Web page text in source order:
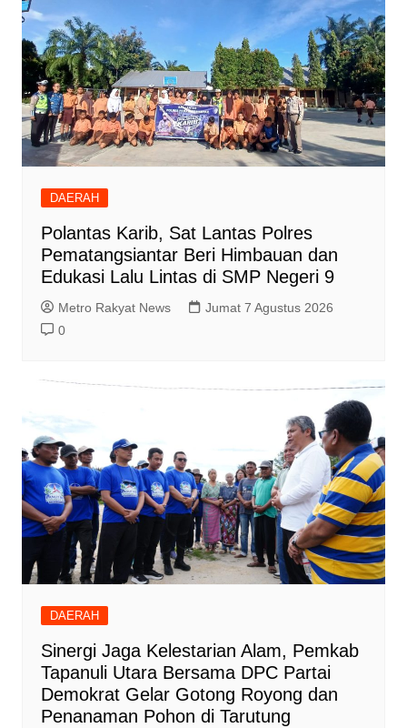
DAERAH
Polantas Karib, Sat Lantas Polres
Pematangsiantar Beri Himbauan dan
Edukasi Lalu Lintas di SMP Negeri 9
Metro Rakyat News
Jumat 7 Agustus 2026
0
DAERAH
‎Sinergi Jaga Kelestarian Alam, Pemkab
Tapanuli Utara Bersama DPC Partai
Demokrat Gelar Gotong Royong dan
Penanaman Pohon di Tarutung